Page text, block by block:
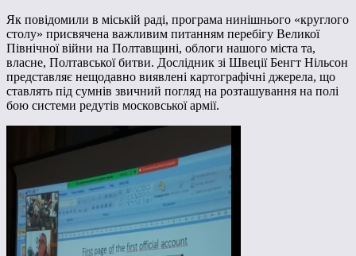
Як повідомили в міській раді, програма нинішнього «круглого
столу» присвячена важливим питанням перебігу Великої
Північної війни на Полтавщині, облоги нашого міста та,
власне, Полтавської битви. Дослідник зі Швеції Бенгт Нільсон
представляє нещодавно виявлені картографічні джерела, що
ставлять під сумнів звичний погляд на розташування на полі
бою системи редутів московської армії.